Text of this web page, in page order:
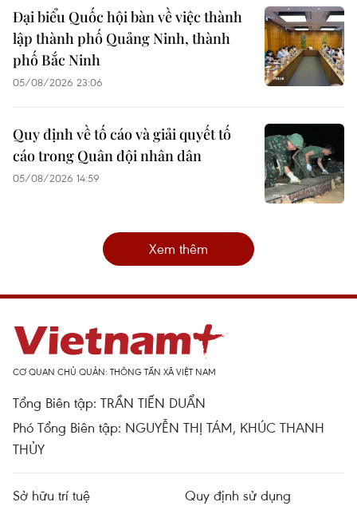
Đại biểu Quốc hội bàn về việc thành
lập thành phố Quảng Ninh, thành
phố Bắc Ninh
05/08/2026 23:06
Quy định về tố cáo và giải quyết tố
cáo trong Quân đội nhân dân
05/08/2026 14:59
Xem thêm
CƠ QUAN CHỦ QUẢN: THÔNG TẤN XÃ VIỆT NAM
Tổng Biên tập: TRẦN TIẾN DUẨN
Phó Tổng Biên tập: NGUYỄN THỊ TÁM, KHÚC THANH
THỦY
Sở hữu trí tuệ
Quy định sử dụng